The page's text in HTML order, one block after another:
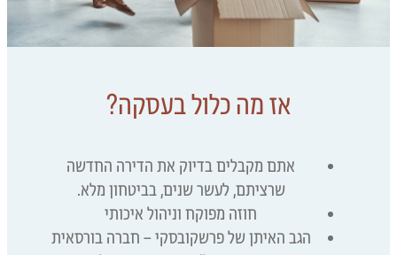
אז מה כלול בעסקה?
אתם מקבלים בדיוק את הדירה החדשה
שרציתם, לעשר שנים, בביטחון מלא.
חוזה מפוקח וניהול איכותי
הגב האיתן של פרשקובסקי – חברה בורסאית